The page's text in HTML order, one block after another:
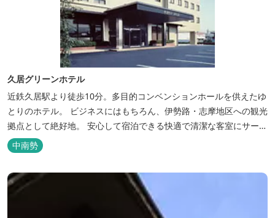
久居グリーンホテル
近鉄久居駅より徒歩10分。多目的コンベンションホールを供えたゆ
とりのホテル。 ビジネスにはもちろん、伊勢路・志摩地区への観光
拠点として絶好地。 安心して宿泊できる快適で清潔な客室にサービ
スも行き届いています。一志・ 嬉野のゴルフ場に至近。
中南勢